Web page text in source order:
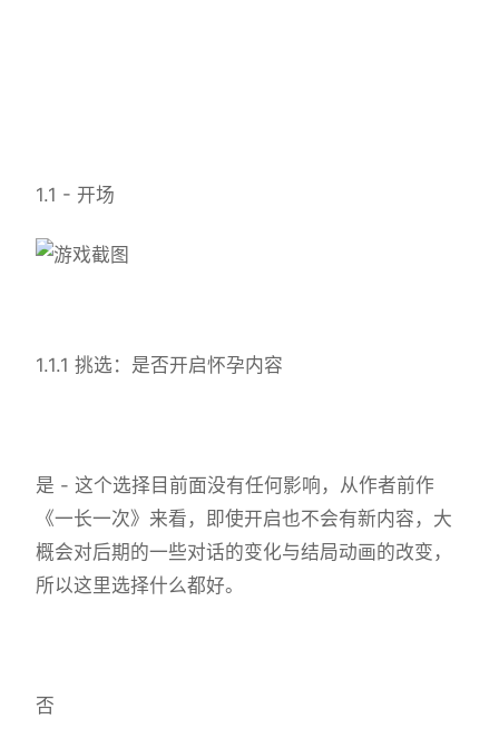
1.1 - 开场
1.1.1 挑选：是否开启怀孕内容
是 - 这个选择目前面没有任何影响，从作者前作
《一长一次》来看，即使开启也不会有新内容，大
概会对后期的一些对话的变化与结局动画的改变，
所以这里选择什么都好。
否